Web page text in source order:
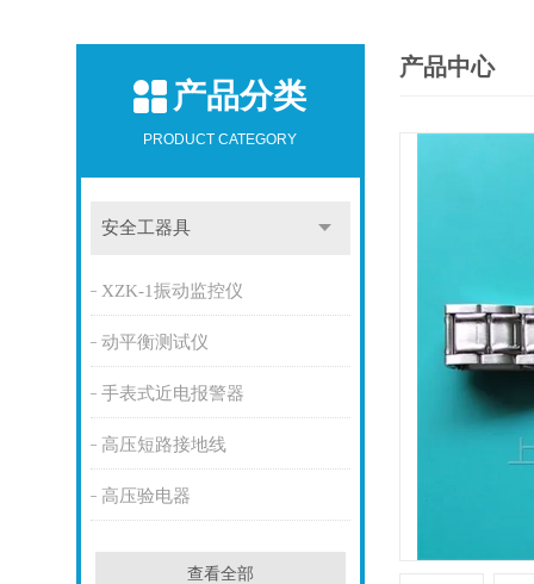
产品分类
PRODUCT CATEGORY
安全工器具
XZK-1振动监控仪
动平衡测试仪
手表式近电报警器
高压短路接地线
高压验电器
查看全部
产品中心